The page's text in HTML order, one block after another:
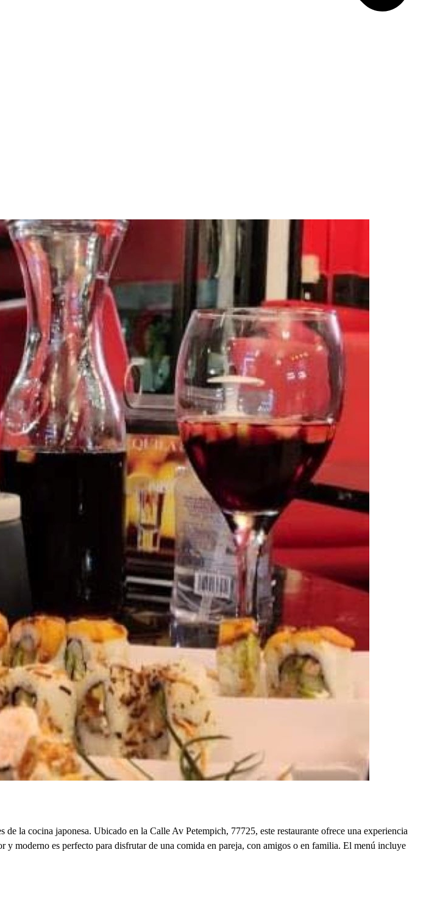
la cocina japonesa. Ubicado en la Calle Av Petempich, 77725, este restaurante ofrece una experiencia
moderno es perfecto para disfrutar de una comida en pareja, con amigos o en familia. El menú incluye